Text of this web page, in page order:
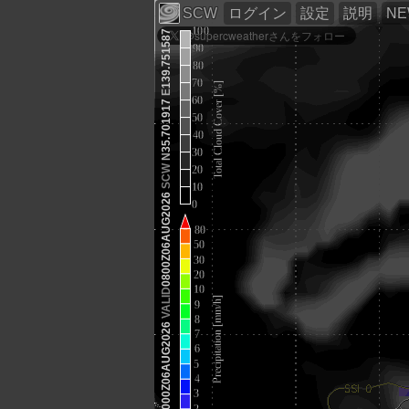
0000Z06AUG2026
VALID
0800Z06AUG2026
SCW
N
35.701917
E
139.751587
説明
SCW ログイン 設定